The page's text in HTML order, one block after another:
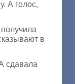
А голос,
в
сдавала